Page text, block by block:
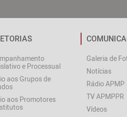
e Processual
aos Grupos de
aos Promotores
Galeria de
Notícias
Rádio APMP
TV APMPPR
Vídeos